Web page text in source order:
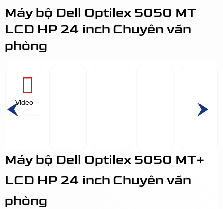
Máy bộ Dell Optilex 5050 MT
LCD HP 24 inch Chuyên văn
phòng
Video
Máy bộ Dell Optilex 5050 MT+
LCD HP 24 inch Chuyên văn
phòng